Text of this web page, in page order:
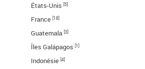
États-Unis [5]
France [18]
Guatemala [3]
Îles Galápagos [1]
Indonésie [4]